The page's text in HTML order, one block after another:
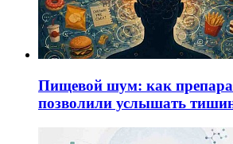
Пищевой шум: как
позволили услышать